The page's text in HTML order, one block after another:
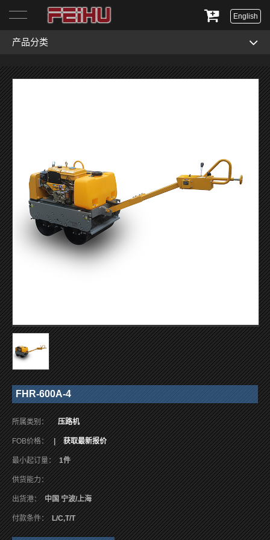
English
产品分类
FHR-600A-4
所属类别： 压路机
FOB价格： | 获取最新报价
最小起订量： 1件
供货能力：
出货港： 中国 宁波/上海
付款条件： L/C,T/T
首页
关于我们
新闻资讯
联系我们